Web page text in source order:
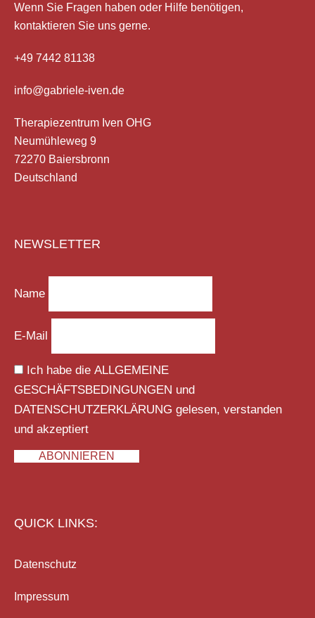
Wenn Sie Fragen habenoder Hilfe benötigen,
kontaktieren Sie uns gerne.
+49 7442 81138
info@gabriele-iven.de
Therapiezentrum Iven OHG
Neumühleweg 9
72270 Baiersbronn
Deutschland
NEWSLETTER
Name
E-Mail
Ich habe dieALLGEMEINE
GESCHÄFTSBEDINGUNGEN und
DATENSCHUTZERKLÄRUNG gelesen, verstanden
und akzeptiert
ABONNIEREN
QUICK LINKS:
Datenschutz
Impressum